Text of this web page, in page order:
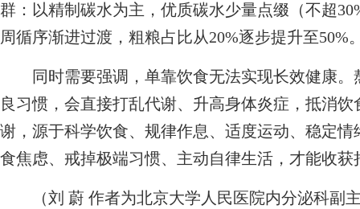
群：以精制碳水为主，优质碳水少量点缀（不超
周循序渐进过渡，粗粮占比从20%逐步提升至50%
同时需要强调，单靠饮食无法实现长效健康。
良习惯，会直接打乱代谢、升高身体炎症，抵消
谢，源于科学饮食、规律作息、适度运动、稳定
食焦虑、戒掉极端习惯、主动自律生活，才能收
（刘 蔚 作者为北京大学人民医院内分泌科副